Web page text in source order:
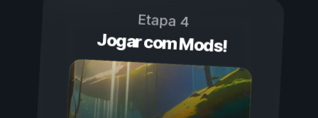
Etapa 4
Jogar com Mods!